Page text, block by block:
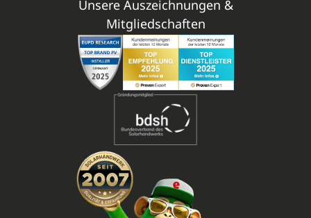
Unsere Auszeichnungen &
Mitgliedschaften